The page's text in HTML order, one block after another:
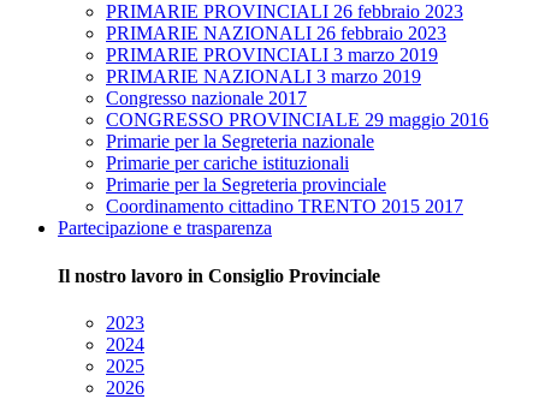
PRIMARIE PROVINCIALI 26 febbraio 2023
PRIMARIE NAZIONALI 26 febbraio 2023
PRIMARIE PROVINCIALI 3 marzo 2019
PRIMARIE NAZIONALI 3 marzo 2019
Congresso nazionale 2017
CONGRESSO PROVINCIALE 29 maggio 2016
Primarie per la Segreteria nazionale
Primarie per cariche istituzionali
Primarie per la Segreteria provinciale
Coordinamento cittadino TRENTO 2015 2017
Partecipazione e trasparenza
Il nostro lavoro in Consiglio Provinciale
2023
2024
2025
2026